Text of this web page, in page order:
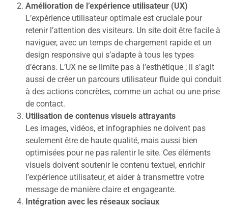
Amélioration de l’expérience utilisateur (UX)
L’expérience utilisateur optimale est cruciale pour
retenir l’attention des visiteurs. Un site doit être facile à
naviguer, avec un temps de chargement rapide et un
design responsive qui s’adapte à tous les types
d’écrans. L’UX ne se limite pas à l’esthétique ; il s’agit
aussi de créer un parcours utilisateur fluide qui conduit
à des actions concrètes, comme un achat ou une prise
de contact.
Utilisation de contenus visuels attrayants
Les images, vidéos, et infographies ne doivent pas
seulement être de haute qualité, mais aussi bien
optimisées pour ne pas ralentir le site. Ces éléments
visuels doivent soutenir le contenu textuel, enrichir
l’expérience utilisateur, et aider à transmettre votre
message de manière claire et engageante.
Intégration avec les réseaux sociaux